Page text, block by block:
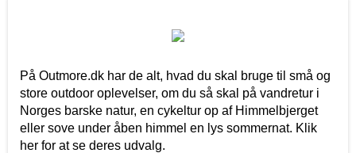
På Outmore.dk har de alt, hvad du skal bruge til små og
store outdoor oplevelser, om du så skal på vandretur i
Norges barske natur, en cykeltur op af Himmelbjerget
eller sove under åben himmel en lys sommernat. Klik
her for at se deres udvalg.